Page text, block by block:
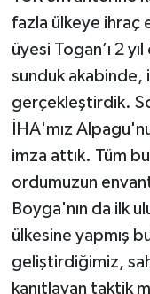
fazla ülkeye ihraç
üyesi Togan’ı 2
sunduk akabinde,
gerçekleştirdik.
İHA'mız
imza attık. Tüm
ordumuzun
Boyga'nın da ilk
ülkesine yapmış
geliştirdiğimiz,
kanıtlayan taktik